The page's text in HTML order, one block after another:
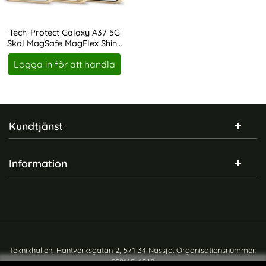
Tech-Protect Galaxy A37 5G
Skal MagSafe MagFlex Shiny
Gold
Art. nr 246893
Logga in för att handla
Sidfot Blandad info och länkar
Kundtjänst
Information
Teknikhallen, Hantverksgatan 2, 571 34 Nässjö. Organisationsnummer:
559165-6540